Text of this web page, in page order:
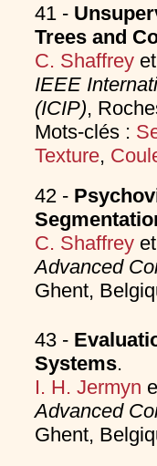
41 -
Trees and
C. Shaffrey
IEEE
(ICIP),
Mots-clés :
Texture,
42 -
C. Shaffrey
Advanced
Ghent,
43 -
Systems.
I. H. Jermyn
Advanced
Ghent,